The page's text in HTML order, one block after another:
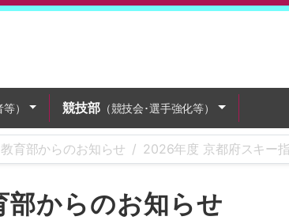
） 競技部（競技会･選手強化等）
教育部からのお知らせ 2026年度 京都府スキー
部からのお知らせ